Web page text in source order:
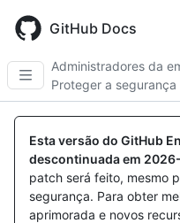
main
content
GitHub Docs
Administradores da
Proteger a segurança
Esta versão do GitHub
descontinuada em
patch será feito, mesmo
segurança. Para obter
aprimorada e novos